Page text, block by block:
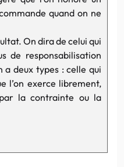
quand on ne
On dira de celui qui
de responsabilisation
a deux types : celle qui
l’on exerce librement,
la contrainte ou la